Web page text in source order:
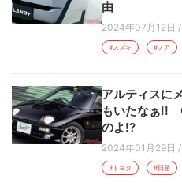
由
2024年07月12日 /
#スズキ #ノア
アルティスに
もいたなぁ!!
のよ!?
2024年01月29日 /
#トヨタ #日産